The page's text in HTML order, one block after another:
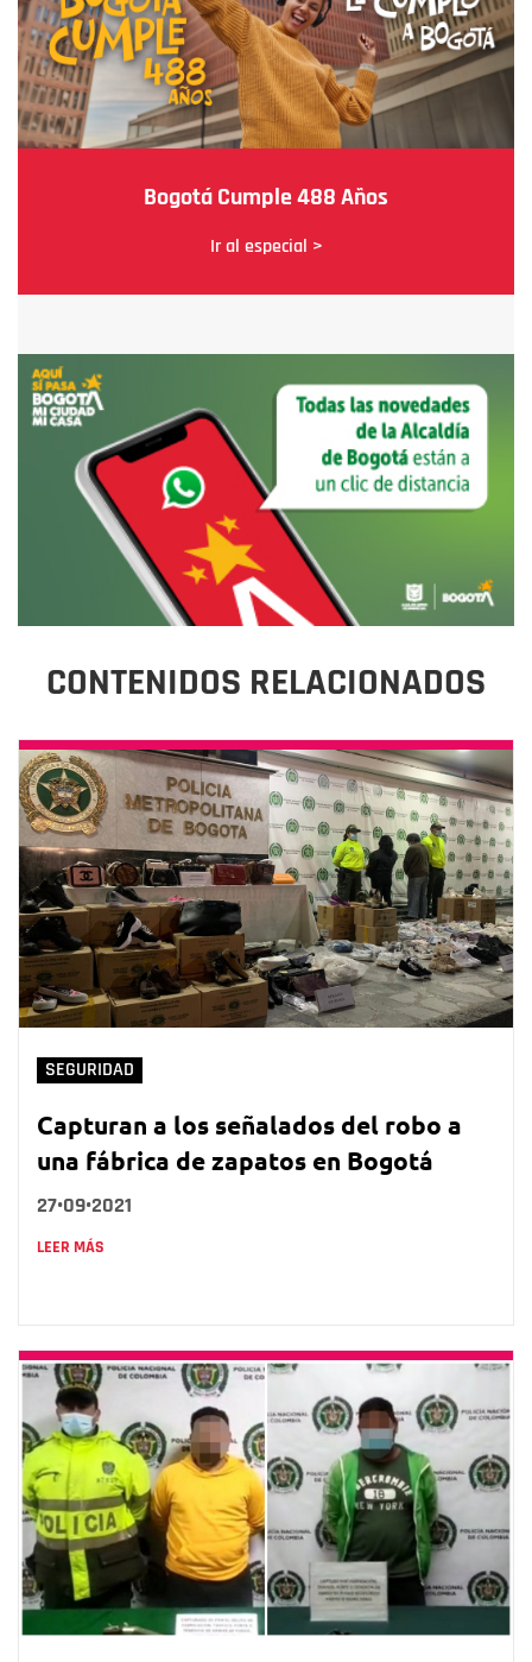
Bogotá Cumple 488 Años
Ir al especial >
CONTENIDOS RELACIONADOS
SEGURIDAD
Capturan a los señalados del robo a
una fábrica de zapatos en Bogotá
27•09•2021
LEER MÁS